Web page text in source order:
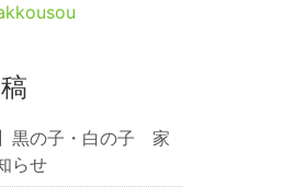
黒の子・白の子 家
らせ